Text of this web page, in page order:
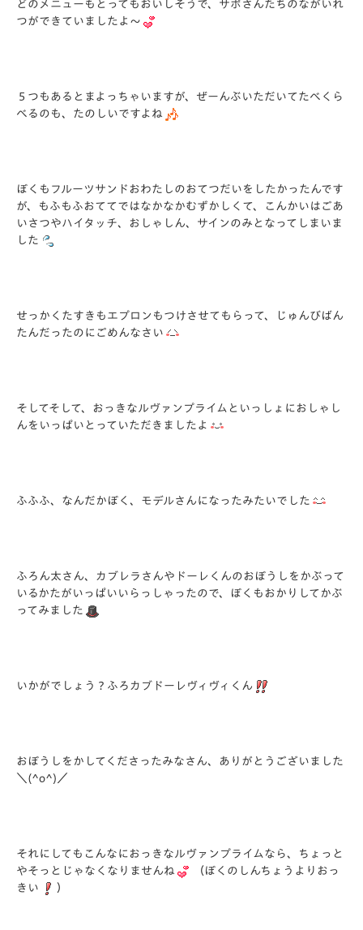
どのメニューもとってもおいしそうで、サポさんたちのながいれ
つができていましたよ～
５つもあるとまよっちゃいますが、ぜーんぶいただいてたべくら
べるのも、たのしいですよね
ぼくもフルーツサンドおわたしのおてつだいをしたかったんです
が、もふもふおててではなかなかむずかしくて、こんかいはごあ
いさつやハイタッチ、おしゃしん、サインのみとなってしまいま
した
せっかくたすきもエプロンもつけさせてもらって、じゅんびばん
たんだったのにごめんなさい
そしてそして、おっきなルヴァンプライムといっしょにおしゃし
んをいっぱいとっていただきましたよ
ふふふ、なんだかぼく、モデルさんになったみたいでした
ふろん太さん、カブレラさんやドーレくんのおぼうしをかぶって
いるかたがいっぱいいらっしゃったので、ぼくもおかりしてかぶ
ってみました
いかがでしょう？ふろカブドーレヴィヴィくん
おぼうしをかしてくださったみなさん、ありがとうございました
＼(^o^)／
それにしてもこんなにおっきなルヴァンプライムなら、ちょっと
やそっとじゃなくなりませんね
（ぼくのしんちょうよりおっ
きい
）